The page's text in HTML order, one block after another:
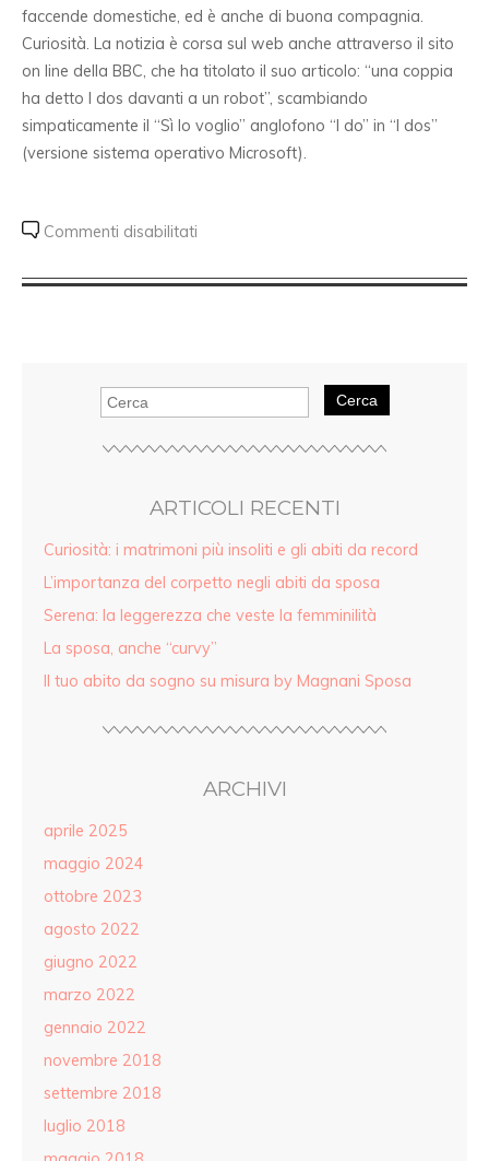
faccende domestiche, ed è anche di buona compagnia.
Curiosità. La notizia è corsa sul web anche attraverso il sito
on line della BBC, che ha titolato il suo articolo: “una coppia
ha detto I dos davanti a un robot”, scambiando
simpaticamente il “Sì lo voglio” anglofono “I do” in “I dos”
(versione sistema operativo Microsoft).
Commenti disabilitati
Cerca
ARTICOLI RECENTI
Curiosità: i matrimoni più insoliti e gli abiti da record
L’importanza del corpetto negli abiti da sposa
Serena: la leggerezza che veste la femminilità
La sposa, anche “curvy”
Il tuo abito da sogno su misura by Magnani Sposa
ARCHIVI
aprile 2025
maggio 2024
ottobre 2023
agosto 2022
giugno 2022
marzo 2022
gennaio 2022
novembre 2018
settembre 2018
luglio 2018